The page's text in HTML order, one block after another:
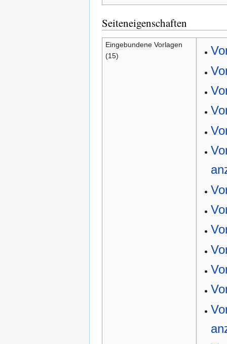
Seiteneigenschaften
Eingebundene Vorlagen
(15)